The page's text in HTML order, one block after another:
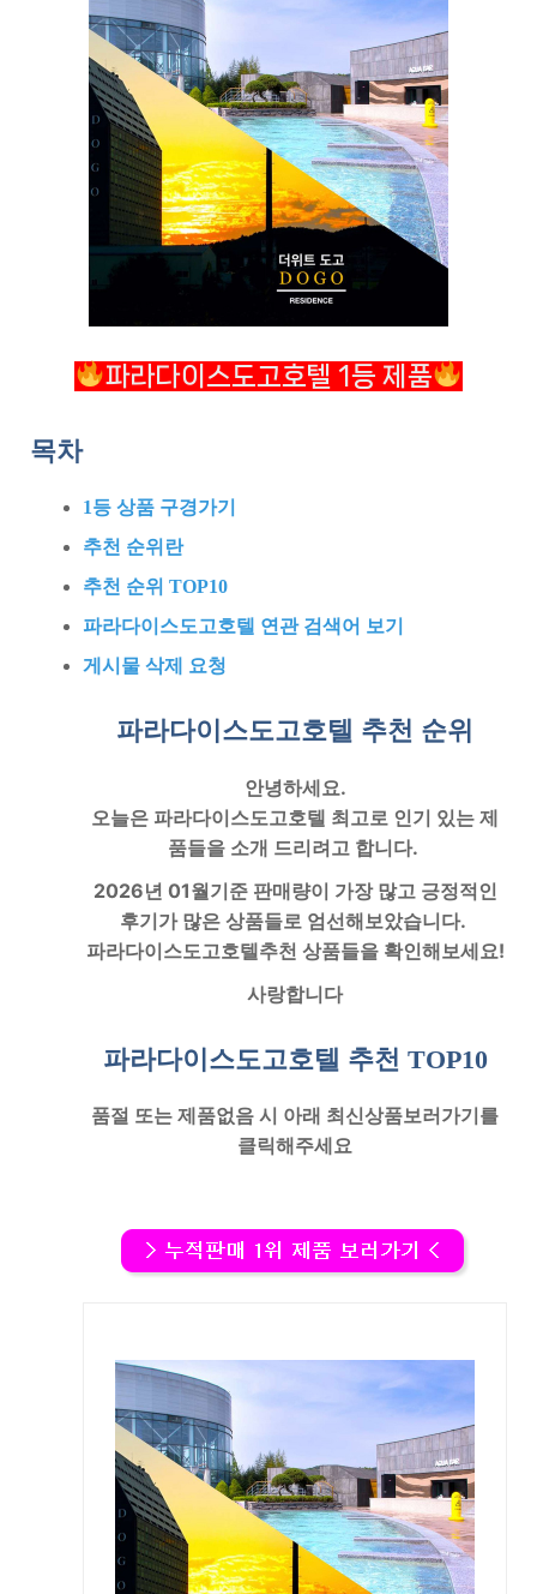
파라다이스도고호텔 1등 제품
목차
1등 상품 구경가기
추천 순위란
추천 순위 TOP10
파라다이스도고호텔 연관 검색어 보기
게시물 삭제 요청
파라다이스도고호텔 추천 순위
안녕하세요.
오늘은 파라다이스도고호텔 최고로 인기 있는 제
품들을 소개 드리려고 합니다.
2026년 01월기준 판매량이 가장 많고 긍정적인
후기가 많은 상품들로 엄선해보았습니다.
파라다이스도고호텔추천 상품들을 확인해보세요!
사랑합니다
파라다이스도고호텔 추천 TOP10
품절 또는 제품없음 시 아래 최신상품보러가기 를
클릭해주세요